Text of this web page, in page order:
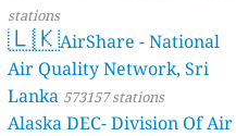
stations
🇱🇰AirShare - National
Air Quality Network, Sri
Lanka 573157 stations
Alaska DEC- Division Of Air